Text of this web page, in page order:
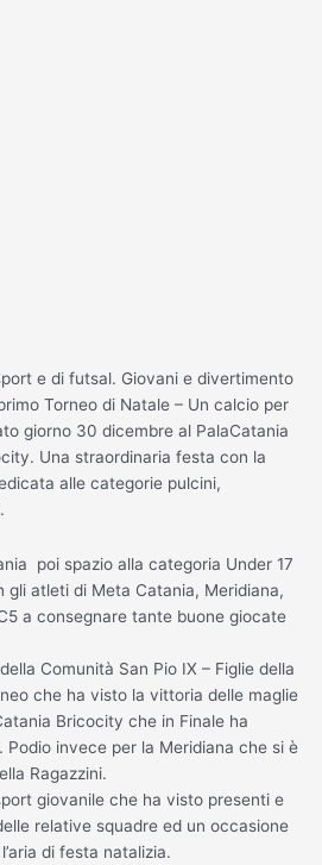
e di futsal. Giovani e divertimento
Torneo di Natale – Un calcio per
giorno 30 dicembre al PalaCatania
Una straordinaria festa con la
alle categorie pulcini,
poi spazio alla categoria Under 17
gli atleti di Meta Catania, Meridiana,
a consegnare tante buone giocate
Comunità San Pio IX – Figlie della
che ha visto la vittoria delle maglie
Bricocity che in Finale ha
invece per la Meridiana che si è
Ragazzini.
giovanile che ha visto presenti e
relative squadre ed un occasione
di festa natalizia.